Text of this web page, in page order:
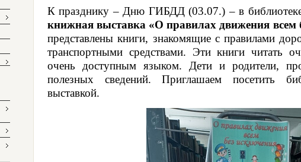
К празднику – Дню ГИБДД (03.07.) – в библиотеке
книжная выставка «О правилах движения всем
представлены книги, знакомящие с правилами
транспортными средствами. Эти книги читать
очень доступным языком. Дети и родители,
полезных сведений. Приглашаем посетить
выставкой.